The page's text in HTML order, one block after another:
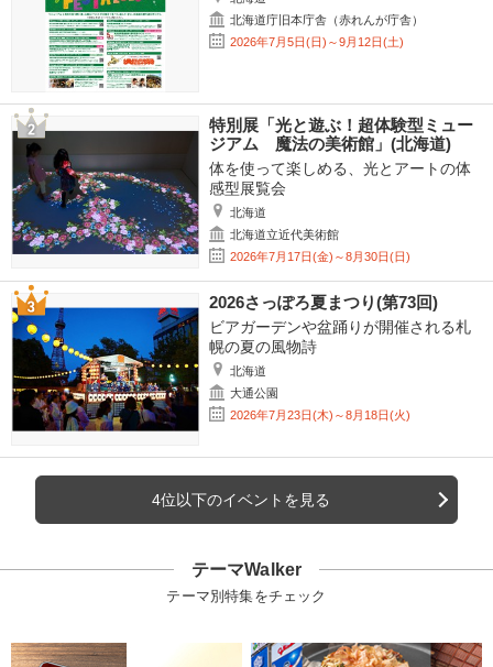
北海道庁旧本庁舎（赤れんが庁舎）
2026年7月5日(日)～9月12日(土)
特別展「光と遊ぶ！超体験型ミュー
ジアム 魔法の美術館」(北海道)
体を使って楽しめる、光とアートの体
感型展覧会
北海道
北海道立近代美術館
2026年7月17日(金)～8月30日(日)
2026さっぽろ夏まつり(第73回)
ビアガーデンや盆踊りが開催される札
幌の夏の風物詩
北海道
大通公園
2026年7月23日(木)～8月18日(火)
4位以下のイベントを見る
テーマWalker
テーマ別特集をチェック